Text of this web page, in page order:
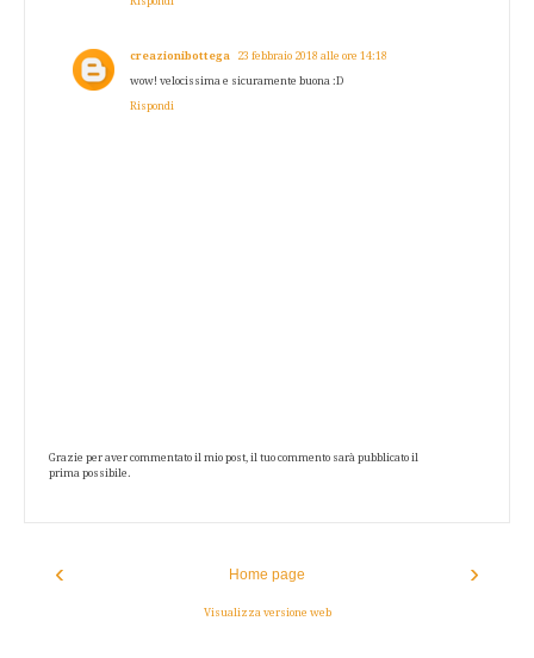
creazionibottega 23 febbraio 2018 alle ore 14:18
wow! velocissima e sicuramente buona :D
Rispondi
Grazie per aver commentato il mio post, il tuo commento sarà pubblicato il
prima possibile.
‹ ›
Home page
Visualizza versione web